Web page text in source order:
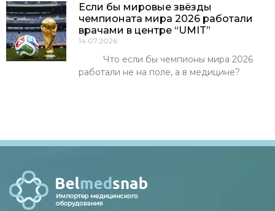
Если бы мировые звёзды
чемпионата мира 2026 работали
врачами в центре “UMIT”
14.07.2026
Что если бы чемпионы мира 2026
работали не на поле, а в медицине?